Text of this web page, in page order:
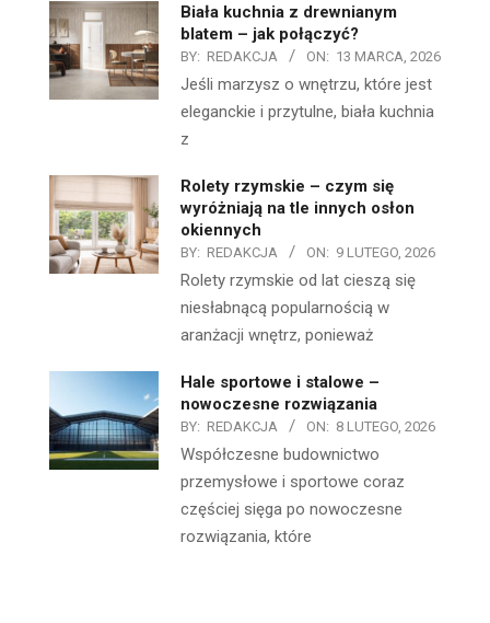
Biała kuchnia z drewnianym
blatem – jak połączyć?
BY: REDAKCJA ON: 13 MARCA, 2026
Jeśli marzysz o wnętrzu, które jest
eleganckie i przytulne, biała kuchnia
z
Rolety rzymskie – czym się
wyróżniają na tle innych osłon
okiennych
BY: REDAKCJA ON: 9 LUTEGO, 2026
Rolety rzymskie od lat cieszą się
niesłabnącą popularnością w
aranżacji wnętrz, ponieważ
Hale sportowe i stalowe –
nowoczesne rozwiązania
BY: REDAKCJA ON: 8 LUTEGO, 2026
Współczesne budownictwo
przemysłowe i sportowe coraz
częściej sięga po nowoczesne
rozwiązania, które